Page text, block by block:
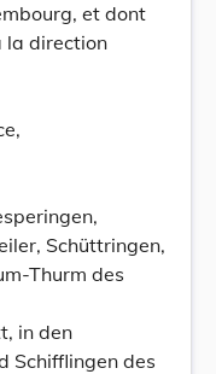
et dont
la direction
Schüttringen,
Thurm des
in den
Schifflingen des